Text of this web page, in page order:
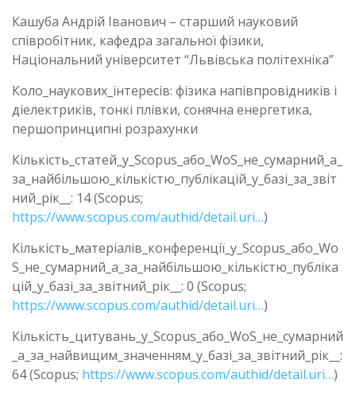
Кашуба Андрій Іванович – старший науковий
співробітник, кафедра загальної фізики,
Національний університет “Львівська політехніка”
Коло_наукових_інтересів: фізика напівпровідників і
діелектриків, тонкі плівки, сонячна енергетика,
першопринципні розрахунки
Кількість_статей_у_Scopus_або_WoS_не_сумарний_а_
за_найбільшою_кількістю_публікацій_у_базі_за_звіт
ний_рік__: 14 (Scopus;
https://www.scopus.com/authid/detail.uri…)
Кількість_матеріалів_конференції_у_Scopus_або_Wo
S_не_сумарний_а_за_найбільшою_кількістю_публіка
цій_у_базі_за_звітний_рік__: 0 (Scopus;
https://www.scopus.com/authid/detail.uri…)
Кількість_цитувань_у_Scopus_або_WoS_не_сумарний
_а_за_найвищим_значенням_у_базі_за_звітний_рік__:
64 (Scopus; https://www.scopus.com/authid/detail.uri…)